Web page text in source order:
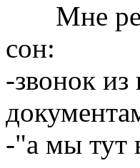
Мне
сон:
-звонок
-"а мы тут